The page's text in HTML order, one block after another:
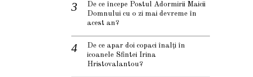
De ce începe Postul Adormirii Maicii
Domnului cu o zi mai devreme în
acest an?
De ce apar doi copaci înalți în
icoanele Sfintei Irina
Hristovalantou?